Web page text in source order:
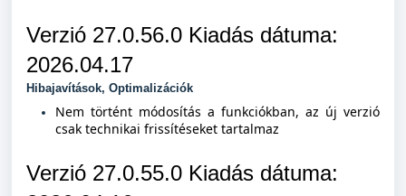
Verzió 27.0.56.0 Kiadás dátuma:
2026.04.17
Hibajavítások, Optimalizációk
Nem történt módosítás a funkciókban, az új verzió
csak technikai frissítéseket tartalmaz
Verzió 27.0.55.0 Kiadás dátuma: